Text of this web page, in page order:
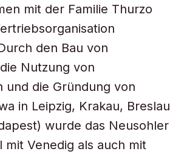
mit der Familie Thurzo
den Bau von
Nutzung von
und die Gründung von
in Leipzig, Krakau, Breslau
wurde das Neusohler
mit Venedig als auch mit